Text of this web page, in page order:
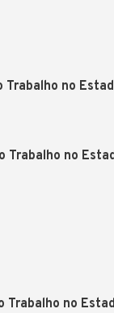
Trabalho no
Trabalho no
Trabalho no